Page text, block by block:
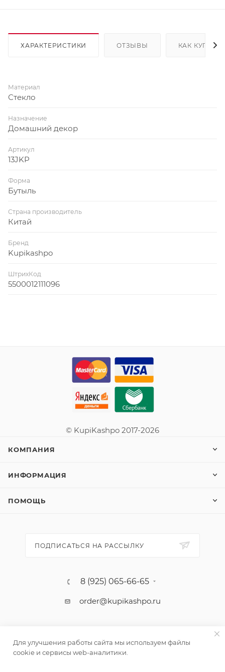
ХАРАКТЕРИСТИКИ ОТЗЫВЫ КАК КУПИТЬ
Материал
Стекло
Назначение
Домашний декор
Артикул
13JKP
Форма
Бутыль
Страна производитель
Китай
Бренд
Kupikashpo
ШтрихКод
5500012111096
© KupiKashpo 2017-2026
КОМПАНИЯ
ИНФОРМАЦИЯ
ПОМОЩЬ
ПОДПИСАТЬСЯ НА РАССЫЛКУ
8 (925) 065-66-65
order@kupikashpo.ru
Для улучшения работы сайта мы используем файлы
cookie и сервисы web-аналитики.